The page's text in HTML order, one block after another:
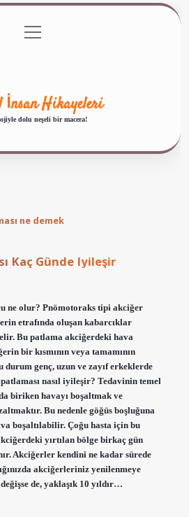
Gizlilik Politikası
menüyü
aç
Hikayeleri
dolu neşeli bir macera!
ne demek
Kaç Günde Iyileşir
ne olur? Pnömotoraks tipi akciğer
etrafında oluşan kabarcıklar
Bu patlama akciğerdeki hava
bir kısmının veya tamamının
durum genç, uzun ve zayıf erkeklerde
nasıl iyileşir? Tedavinin temel
biriken havayı boşaltmak ve
Bu nedenle göğüs boşluğuna
boşaltılabilir. Çoğu hasta için bu
yırtılan bölge birkaç gün
Akciğerler kendini ne kadar sürede
akciğerleriniz yenilenmeye
de, yaklaşık 10 yıldır…